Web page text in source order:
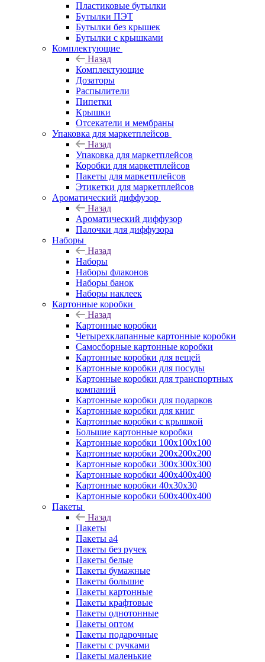
Пластиковые бутылки
Бутылки ПЭТ
Бутылки без крышек
Бутылки с крышками
Комплектующие
Назад
Комплектующие
Дозаторы
Распылители
Пипетки
Крышки
Отсекатели и мембраны
Упаковка для маркетплейсов
Назад
Упаковка для маркетплейсов
Коробки для маркетплейсов
Пакеты для маркетплейсов
Этикетки для маркетплейсов
Ароматический диффузор
Назад
Ароматический диффузор
Палочки для диффузора
Наборы
Назад
Наборы
Наборы флаконов
Наборы банок
Наборы наклеек
Картонные коробки
Назад
Картонные коробки
Четырехклапанные картонные коробки
Самосборные картонные коробки
Картонные коробки для вещей
Картонные коробки для посуды
Картонные коробки для транспортных
компаний
Картонные коробки для подарков
Картонные коробки для книг
Картонные коробки с крышкой
Большие картонные коробки
Картонные коробки 100x100x100
Картонные коробки 200x200x200
Картонные коробки 300x300x300
Картонные коробки 400x400x400
Картонные коробки 40x30x30
Картонные коробки 600x400x400
Пакеты
Назад
Пакеты
Пакеты а4
Пакеты без ручек
Пакеты белые
Пакеты бумажные
Пакеты большие
Пакеты картонные
Пакеты крафтовые
Пакеты однотонные
Пакеты оптом
Пакеты подарочные
Пакеты с ручками
Пакеты маленькие